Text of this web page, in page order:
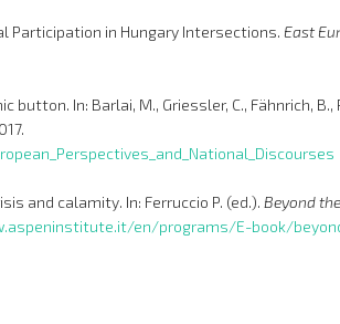
Participation in Hungary Intersections. East
In: Barlai, M., Griessler, C., Fähnrich, B.,
and calamity. In: Ferruccio P. (ed.). Beyond
en/programs/E-book/